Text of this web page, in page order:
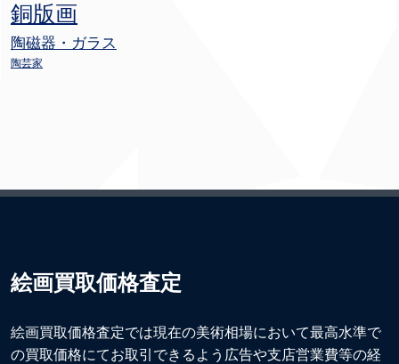
銅版画
陶磁器・ガラス
陶芸家
絵画買取価格査定
絵画買取価格査定では現在の美術相場において最高水準で
の買取価格にてお取引できるよう広告や支店営業費等の経